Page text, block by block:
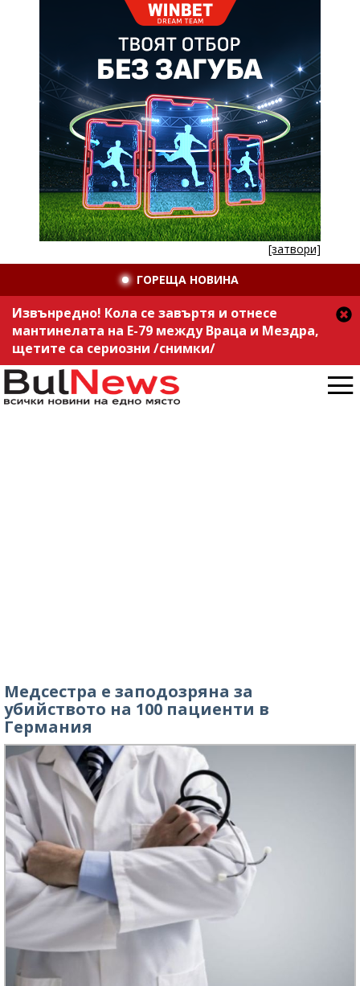
[затвори]
ГОРЕЩА НОВИНА
Извънредно! Кола се завъртя и отнесе
мантинелата на Е-79 между Враца и Мездра,
щетите са сериозни /снимки/
Медсестра е заподозряна за
убийството на 100 пациенти в
Германия